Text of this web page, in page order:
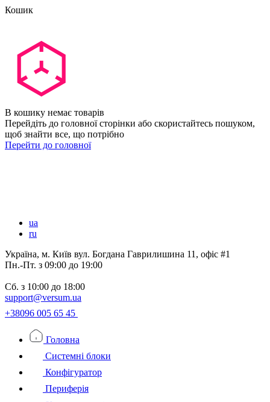
Кошик
В кошику немає товарів
Перейдіть до головної сторінки або скористайтесь пошуком,
щоб знайти все, що потрібно
Перейти до головної
ua
ru
Україна, м. Київ вул. Богдана Гаврилишина 11, офіс #1
Пн.-Пт. з 09:00 до 19:00
Сб. з 10:00 до 18:00
support@versum.ua
+38096 005 65 45
Головна
Системні блоки
Конфігуратор
Периферія